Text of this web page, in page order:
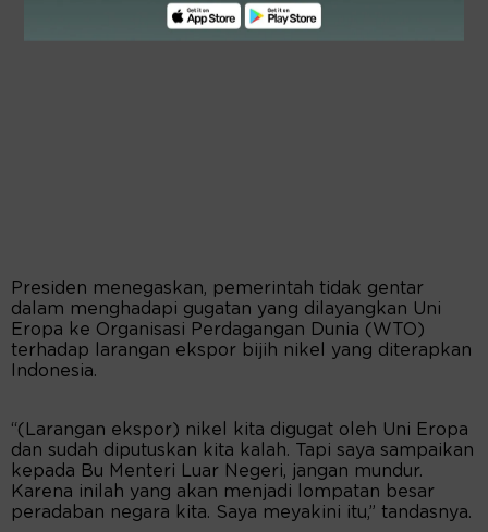
Presiden menegaskan, pemerintah tidak gentar
dalam menghadapi gugatan yang dilayangkan Uni
Eropa ke Organisasi Perdagangan Dunia (WTO)
terhadap larangan ekspor bijih nikel yang diterapkan
Indonesia.
“(Larangan ekspor) nikel kita digugat oleh Uni Eropa
dan sudah diputuskan kita kalah. Tapi saya sampaikan
kepada Bu Menteri Luar Negeri, jangan mundur.
Karena inilah yang akan menjadi lompatan besar
peradaban negara kita. Saya meyakini itu,” tandasnya.